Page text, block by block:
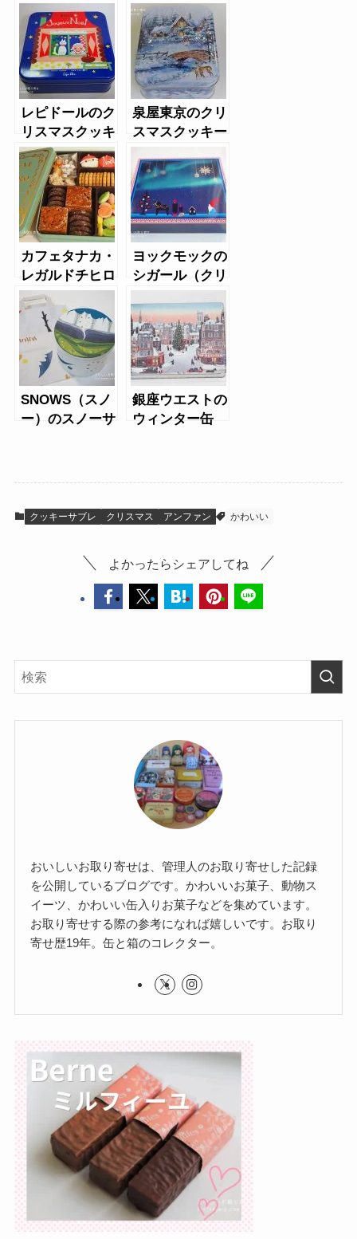
球柄マーブルチ
ョコ
キー缶2016
レピドールのク
リスマスクッキ
ー2017
泉屋東京のクリ
スマスクッキー
缶（2018三越
限定）
カフェタナカ・
レガルドチヒロ
のレリーフ缶
（ノエル）
ヨックモックの
シガール（クリ
スマス缶）
SNOWS（スノ
ー）のスノーサ
銀座ウエストの
ウィンター缶
クッキーサブレ クリスマス アンファン かわいい
よかったらシェアしてね
おいしいお取り寄せは、管理人のお取り寄せした記録
を公開しているブログです。かわいいお菓子、動物ス
イーツ、かわいい缶入りお菓子などを集めています。
お取り寄せする際の参考になれば嬉しいです。お取り
寄せ歴19年。缶と箱のコレクター。